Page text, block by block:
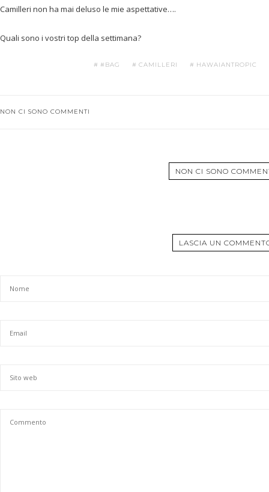
Camilleri non ha mai deluso le mie aspettative….
Quali sono i vostri top della settimana?
#BAG CAMILLERI HAWAIANTROPIC
NON CI SONO COMMENTI
NON CI SONO
LASCIA UN